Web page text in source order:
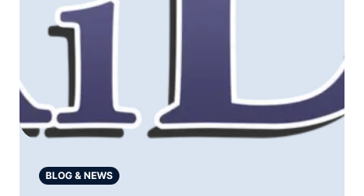
BLOG & NEWS